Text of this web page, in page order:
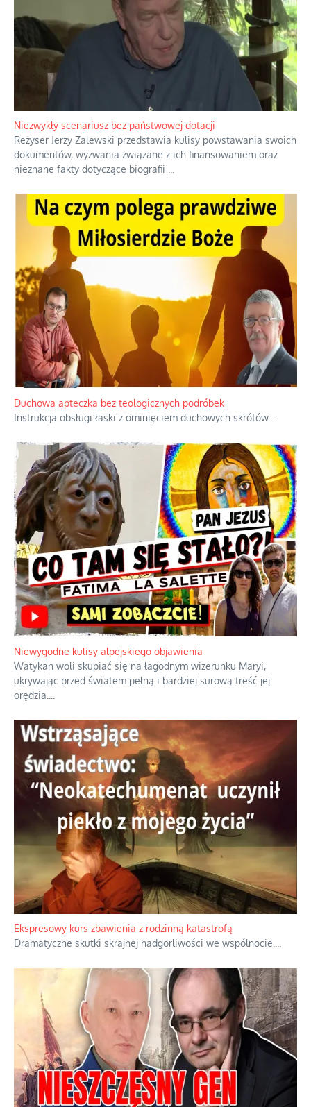
Domowe polowanie na wolne fale
Przez dziesięciolecia miliony Polaków słuchały zagranicznych
rozgłośni radiowych, pomimo że władze komunistyczne robiły
wszystko, aby je zagłuszyć....
Niezwykły scenariusz bez państwowej dotacji
Reżyser Jerzy Zalewski przedstawia kulisy powstawania swoich
dokumentów, wyzwania związane z ich finansowaniem oraz
nieznane fakty dotyczące biografii...
Duchowa apteczka bez teologicznych podróbek
Instrukcja obsługi łaski z ominięciem duchowych skrótów.
Niewygodne kulisy alpejskiego objawienia
Watykan woli skupiać się na łagodnym wizerunku Maryi,
ukrywając przed światem pełną i bardziej surową treść jej
orędzia....